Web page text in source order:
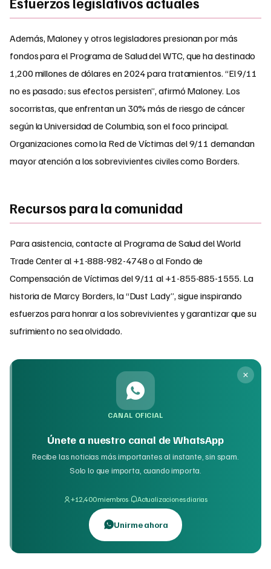
Además, Maloney y otros legisladores presionan por más
fondos para el Programa de Salud del WTC, que ha destinado
1,200 millones de dólares en 2024 para tratamientos. “El 9/11
no es pasado; sus efectos persisten”, afirmó Maloney. Los
socorristas, que enfrentan un 30% más de riesgo de cáncer
según la Universidad de Columbia, son el foco principal.
Organizaciones como la Red de Víctimas del 9/11 demandan
mayor atención a los sobrevivientes civiles como Borders.
Recursos para la comunidad
Para asistencia, contacte al Programa de Salud del World
Trade Center al +1-888-982-4748 o al Fondo de
Compensación de Víctimas del 9/11 al +1-855-885-1555. La
historia de Marcy Borders, la “Dust Lady”, sigue inspirando
esfuerzos para honrar a los sobrevivientes y garantizar que su
sufrimiento no sea olvidado.
CANAL OFICIAL
Únete a nuestro canal de WhatsApp
Recibe las noticias más importantes al instante, sin spam.
Solo lo que importa, cuando importa.
+12,400 miembros· Actualizaciones diarias
Unirme ahora